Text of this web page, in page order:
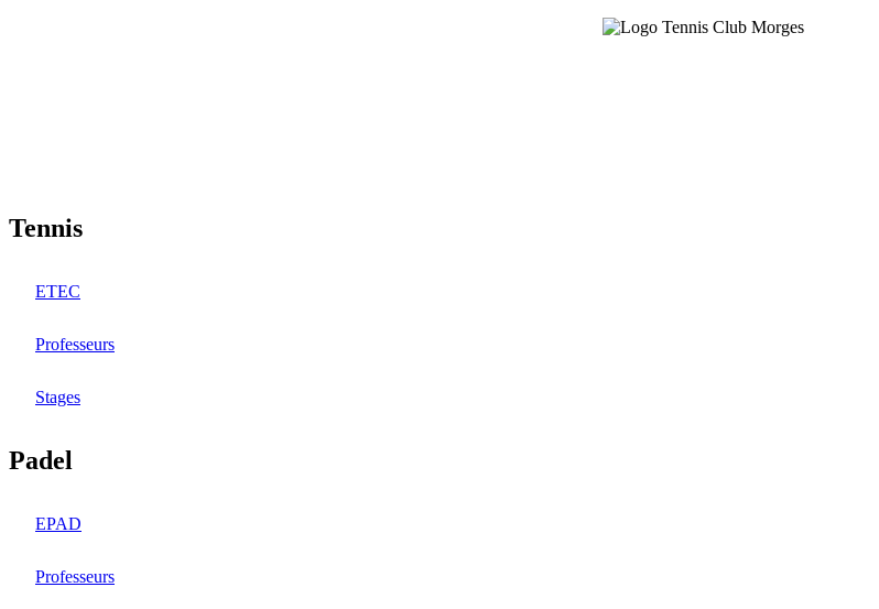
Tennis
ETEC
Professeurs
Stages
Padel
EPAD
Professeurs